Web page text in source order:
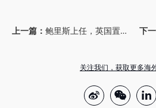
上一篇： 鲍里斯上任，英国置业是否值得关注？ 下
关注我们，获取更多海